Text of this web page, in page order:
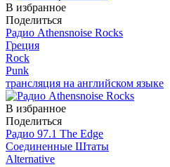
В избранное
Поделиться
Радио Athensnoise Rocks
Греция
Rock
Punk
трансляция на английском языке
В избранное
Поделиться
Радио 97.1 The Edge
Соединенные Штаты
Alternative